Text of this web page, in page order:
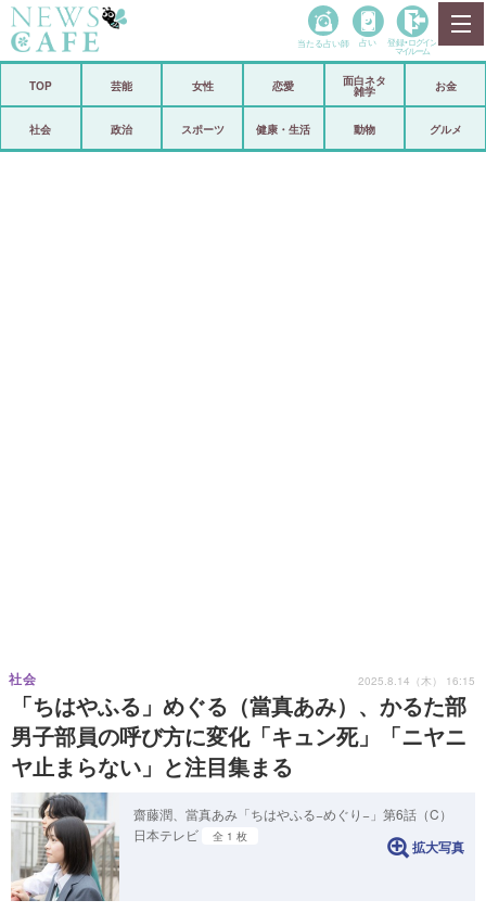
政治
当たる占い師 占い 登録• ログイン
マイルーム
TOP 芸能 女性 恋愛
面白ネタ
雑学
お金
社会 政治 スポーツ 健康・生活 動物 グルメ
「ちはやふる」めぐる（當真あみ）、かるた部
男子部員の呼び方に変化「キュン死」「ニヤニ
ヤ止まらない」と注目集まる
社会 2025.8.14（木） 16:15
齋藤潤、當真あみ「ちはやふる−めぐり−」第6話（C）
日本テレビ
全 1 枚
拡大写真